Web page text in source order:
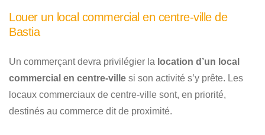
Louer un local commercial en centre-ville de
Bastia
Un commerçant devra privilégier la location d’un local
commercial en centre-ville si son activité s’y prête. Les
locaux commerciaux de centre-ville sont, en priorité,
destinés au commerce dit de proximité.